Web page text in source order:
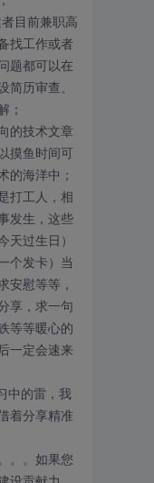
目前兼职高
找工作或者
题都可以在
简历审查、
；
的技术文章
摸鱼时间可
的海洋中；
打工人，相
发生，这些
天过生日）
个发卡）当
安慰等等，
享，求一句
等等暖心的
一定会速来
中的雷，我
着分享精准
。。如果您